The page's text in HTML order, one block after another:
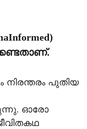
പുതിയ
ഓരോ